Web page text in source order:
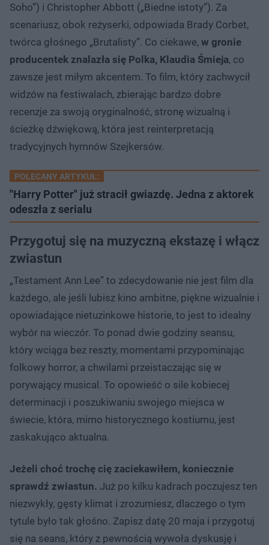
Soho”) i Christopher Abbott („Biedne istoty”). Za
scenariusz, obok reżyserki, odpowiada Brady Corbet,
twórca głośnego „Brutalisty”. Co ciekawe, w gronie
producentek znalazła się Polka, Klaudia Śmieja, co
zawsze jest miłym akcentem. To film, który zachwycił
widzów na festiwalach, zbierając bardzo dobre
recenzje za swoją oryginalność, stronę wizualną i
ścieżkę dźwiękową, która jest reinterpretacją
tradycyjnych hymnów Szejkersów.
POLECANY ARTYKUŁ:
"Harry Potter" już stracił gwiazdę. Jedna z aktorek
odeszła z serialu
Przygotuj się na muzyczną ekstazę i włącz
zwiastun
„Testament Ann Lee” to zdecydowanie nie jest film dla
każdego, ale jeśli lubisz kino ambitne, piękne wizualnie i
opowiadające nietuzinkowe historie, to jest to idealny
wybór na wieczór. To ponad dwie godziny seansu,
który wciąga bez reszty, momentami przypominając
folkowy horror, a chwilami przeistaczając się w
porywający musical. To opowieść o sile kobiecej
determinacji i poszukiwaniu swojego miejsca w
świecie, która, mimo historycznego kostiumu, jest
zaskakująco aktualna.
Jeżeli choć trochę cię zaciekawiłem, koniecznie
sprawdź zwiastun. Już po kilku kadrach poczujesz ten
niezwykły, gęsty klimat i zrozumiesz, dlaczego o tym
tytule było tak głośno. Zapisz datę 20 maja i przygotuj
się na seans, który z pewnością wywoła dyskusję i